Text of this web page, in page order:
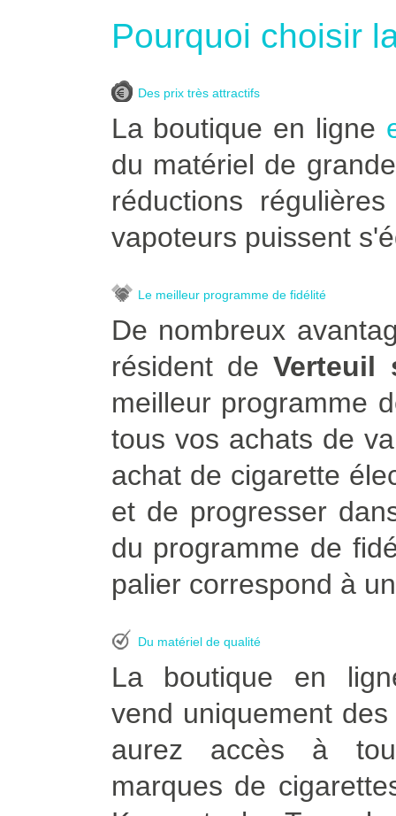
Pourquoi choisir
Des prix très attractifs
La boutique en ligne
du matériel de
réductions
vapoteurs puissent
Le meilleur programme de fidélité
De nombreux
résident deVerteuil
meilleur programme
tous vos achats de
achat de cigarette
et de progresser
du programme de
palier correspond à
Du matériel de qualité
La boutique en
vend uniquement
aurez accès à
marques de